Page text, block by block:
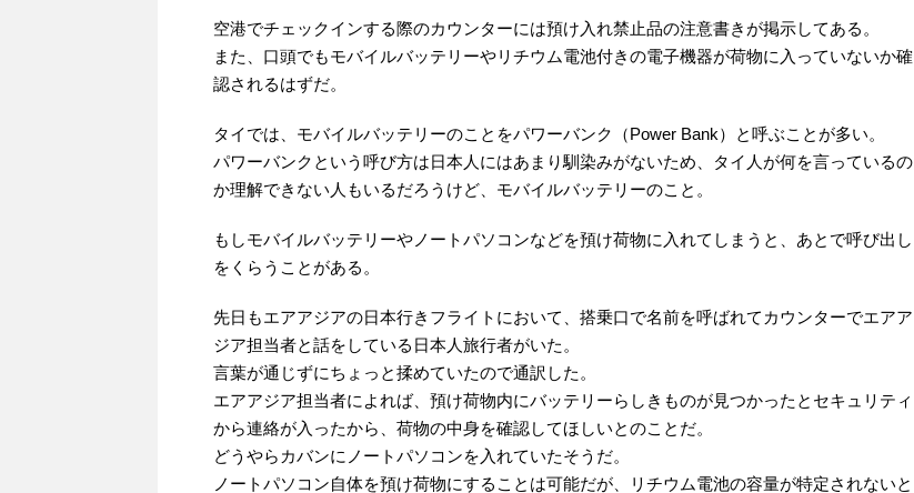
空港でチェックインする際のカウンターには預け入れ禁止品の注意書きが掲示してある。
また、口頭でもモバイルバッテリーやリチウム電池付きの電子機器が荷物に入っていないか確
認されるはずだ。
タイでは、モバイルバッテリーのことをパワーバンク（Power Bank）と呼ぶことが多い。
パワーバンクという呼び方は日本人にはあまり馴染みがないため、タイ人が何を言っているの
か理解できない人もいるだろうけど、モバイルバッテリーのこと。
もしモバイルバッテリーやノートパソコンなどを預け荷物に入れてしまうと、あとで呼び出し
をくらうことがある。
先日もエアアジアの日本行きフライトにおいて、搭乗口で名前を呼ばれてカウンターでエアア
ジア担当者と話をしている日本人旅行者がいた。
言葉が通じずにちょっと揉めていたので通訳した。
エアアジア担当者によれば、預け荷物内にバッテリーらしきものが見つかったとセキュリティ
から連絡が入ったから、荷物の中身を確認してほしいとのことだ。
どうやらカバンにノートパソコンを入れていたそうだ。
ノートパソコン自体を預け荷物にすることは可能だが、リチウム電池の容量が特定されないと